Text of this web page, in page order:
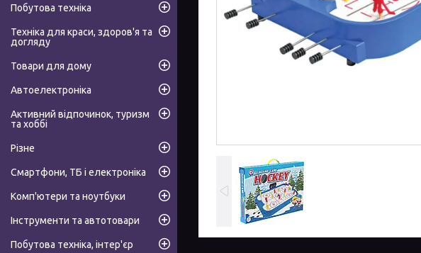
Побутова техніка
Техніка для краси, здоров'я та
догляду
Товари для дому
Автоелектроніка
Активний відпочинок, туризм
та хоббі
Різне
Смартфони, ТБ і електроніка
Комп'ютери та ноутбуки
Інструменти та автотовари
Побутова техніка, інтер'єр